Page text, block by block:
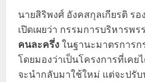
นายสิริพงศ์ อังคสกุลเกียรติ ร
เปิดเผยว่า กรรมการบริหารพร
คนละครึ่งในฐานะมาตรการ
โดยมองว่าเป็นโครงการที่เค
จะนำกลับมาใช้ใหม่ แต่จะปรั